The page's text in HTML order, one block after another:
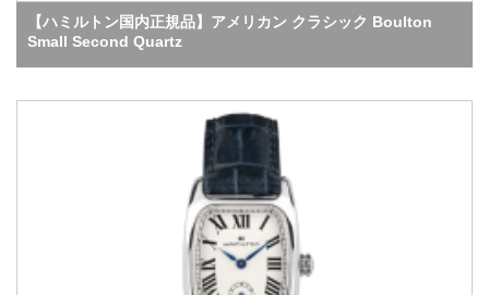
【ハミルトン国内正規品】アメリカン クラシック Boulton
Small Second Quartz